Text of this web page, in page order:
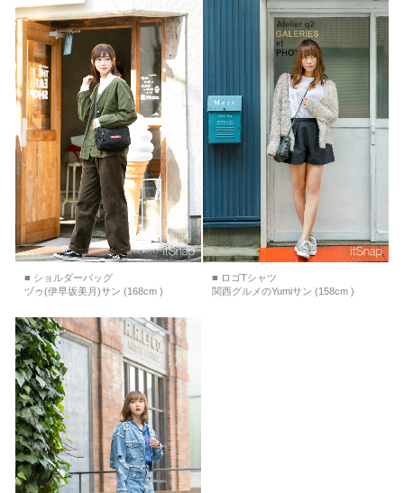
■ ショルダーバッグ
ヅゥ(伊早坂美月)サン (168cm )
■ ロゴTシャツ
関西グルメのYumiサン (158cm )